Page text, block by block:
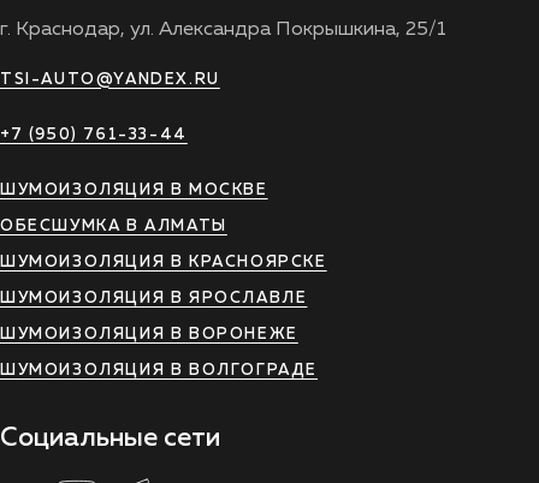
г. Краснодар, ул. Александра Покрышкина, 25/1
TSI-AUTO@YANDEX.RU
+7 (950) 761-33-44
ШУМОИЗОЛЯЦИЯ В МОСКВЕ
ОБЕСШУМКА В АЛМАТЫ
ШУМОИЗОЛЯЦИЯ В КРАСНОЯРСКЕ
ШУМОИЗОЛЯЦИЯ В ЯРОСЛАВЛЕ
ШУМОИЗОЛЯЦИЯ В ВОРОНЕЖЕ
ШУМОИЗОЛЯЦИЯ В ВОЛГОГРАДЕ
Социальные сети